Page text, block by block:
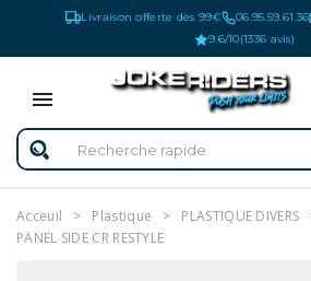
Livraison offerte dès 99€ 06.95.59.61.36
9.6/10(1336 avis)
Acceuil Plastique
PLASTIQUE DIVERS
PANEL SIDE CR RESTYLE